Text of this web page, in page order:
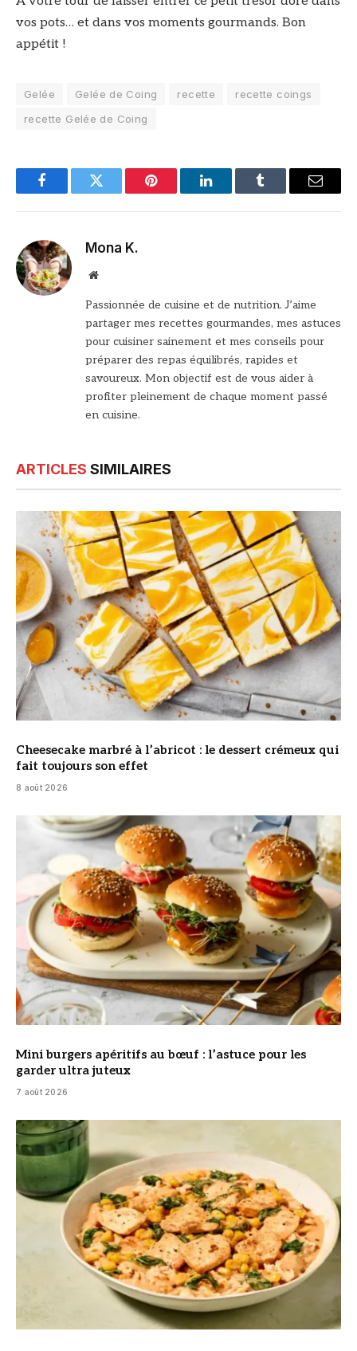
vos pots… et dans vos moments gourmands. Bon
appétit !
Gelée Gelée de Coing recette
recette coings
recette Gelée de Coing
FacebookTwitter Pinterest LinkedInTumblr Email
Mona K.
Site
Passionnée de cuisine et de nutrition. J’aime
partager mes recettes gourmandes, mes astuces
pour cuisiner sainement et mes conseils pour
préparer des repas équilibrés, rapides et
savoureux. Mon objectif est de vous aider à
profiter pleinement de chaque moment passé
en cuisine.
ARTICLES SIMILAIRES
Cheesecake marbré à l’abricot : le dessert crémeux qui
fait toujours son effet
8 août 2026
© DR
Mini burgers apéritifs au bœuf : l’astuce pour les
garder ultra juteux
7 août 2026
© DR